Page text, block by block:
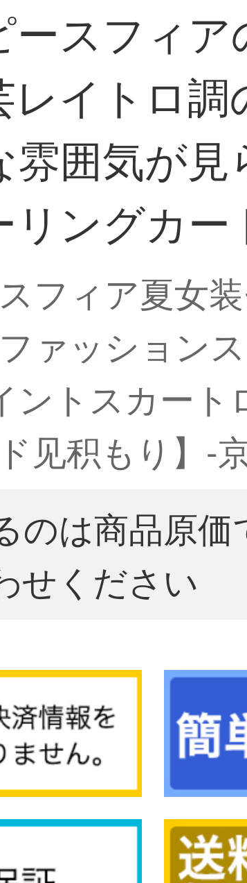
スフィア
イトロ
雰囲気が
ングカー
フィア夏女
ァッション
ントスカート
见积もり】-
のは商品原
せください